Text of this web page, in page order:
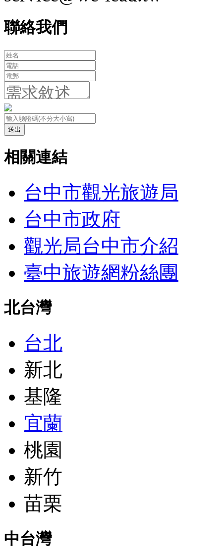
聯絡我們
送出
相關連結
台中市觀光旅遊局
台中市政府
觀光局台中市介紹
臺中旅遊網粉絲團
北台灣
台北
新北
基隆
宜蘭
桃園
新竹
苗栗
中台灣